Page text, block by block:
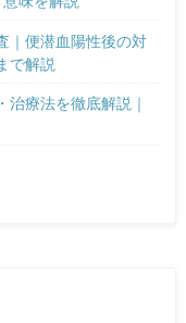
｜便潜血陽性後の対
で解説
治療法を徹底解説｜